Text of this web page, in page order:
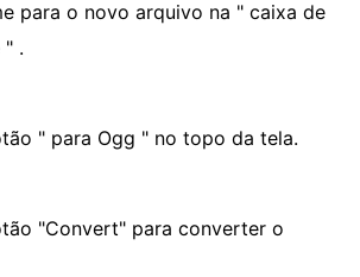
para o novo arquivo na " caixa de
.
" para Ogg " no topo da tela.
"Convert" para converter o